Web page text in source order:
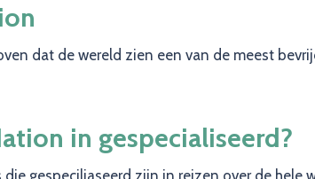
dat de wereld zien een van de meest
in gespecialiseerd?
gespeciliaseerd zijn in reizen over de hele